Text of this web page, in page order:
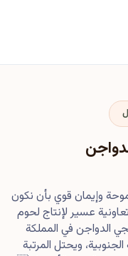
عام 2013 برؤية طموحة وإيمان قوي بأن نكون
عسير لإنتاج لحوم
الدواجن في المملكة
ويحتل المرتبة